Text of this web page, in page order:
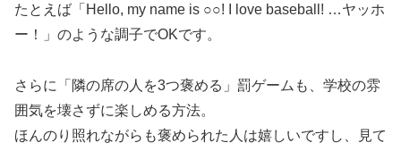
たとえば「Hello, my name is ○○! I love baseball! …ヤッホ
ー！」のような調子でOKです。
さらに「隣の席の人を3つ褒める」罰ゲームも、学校の雰
囲気を壊さずに楽しめる方法。
ほんのり照れながらも褒められた人は嬉しいですし、見て